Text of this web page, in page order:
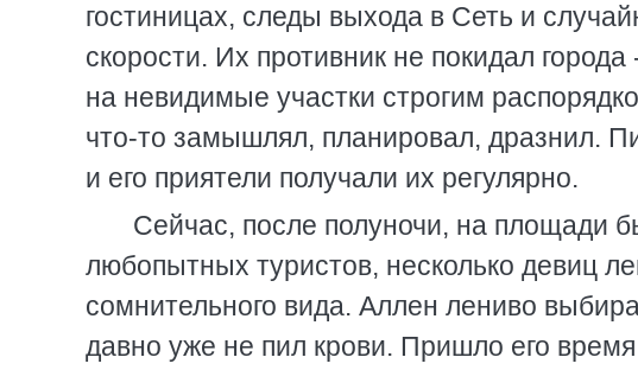
гостиницах, следы выхода в Сеть и
скорости. Их противник не покидал
на невидимые участки строгим
что-то замышлял, планировал, дразнил.
и его приятели получали их регулярно.
Сейчас, после полуночи, на площади
любопытных туристов, несколько девиц
сомнительного вида. Аллен лениво
давно уже не пил крови. Пришло его